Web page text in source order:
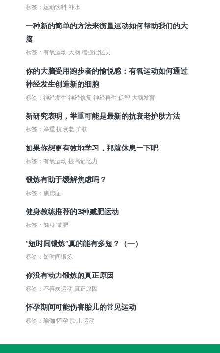
标签：运动饮料 补水
一种新的简单的方法来衡量运动如何帮助我们的大
脑
标签：有氧运动 大脑 增强记忆力
你的大脑受用跑步者的愉悦感：有氧运动如何通过
神经发生创造新的细胞
标签：神经发生 神经修复 神经再生 促智 大脑发育
新研究表明，举重可能是最新的抗衰老护肤方法
标签：举重 抗衰老 护肤
如果你想更有效地学习，那就休息一下吧
标签：有氧运动 提高记忆力
锻炼有助于缓解焦虑吗？
标签：焦虑症
健身教练推荐的3种减肥运动
标签：健身 减肥
“短时间锻炼”真的能有多短？（一）
标签：短时间锻炼
你没有动力锻炼的真正原因
标签：不喜欢运动 真正原因
怀孕期间可能伤害胎儿的常见运动
标签：瑜伽 怀孕 胎儿 运动